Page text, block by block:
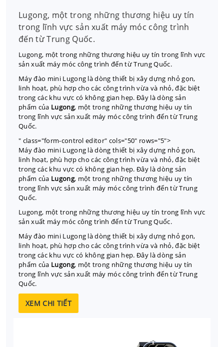
Lugong, một trong những thương hiệu uy tín
trong lĩnh vực sản xuất máy móc công trình
đến từ Trung Quốc.
Lugong, một trong những thương hiệu uy tín trong lĩnh vực
sản xuất máy móc công trình đến từ Trung Quốc.
Máy đào mini Lugong là dòng thiết bị xây dựng nhỏ gọn,
linh hoạt, phù hợp cho các công trình vừa và nhỏ, đặc biệt
trong các khu vực có không gian hẹp. Đây là dòng sản
phẩm của Lugong, một trong những thương hiệu uy tín
trong lĩnh vực sản xuất máy móc công trình đến từ Trung
Quốc.
" class="form-control editor" cols="50" rows="5">
Máy đào mini Lugong là dòng thiết bị xây dựng nhỏ gọn,
linh hoạt, phù hợp cho các công trình vừa và nhỏ, đặc biệt
trong các khu vực có không gian hẹp. Đây là dòng sản
phẩm của Lugong, một trong những thương hiệu uy tín
trong lĩnh vực sản xuất máy móc công trình đến từ Trung
Quốc.
Lugong, một trong những thương hiệu uy tín trong lĩnh vực
sản xuất máy móc công trình đến từ Trung Quốc.
Máy đào mini Lugong là dòng thiết bị xây dựng nhỏ gọn,
linh hoạt, phù hợp cho các công trình vừa và nhỏ, đặc biệt
trong các khu vực có không gian hẹp. Đây là dòng sản
phẩm của Lugong, một trong những thương hiệu uy tín
trong lĩnh vực sản xuất máy móc công trình đến từ Trung
Quốc.
XEM CHI TIẾT